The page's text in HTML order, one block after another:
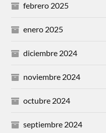
febrero 2025
enero 2025
diciembre 2024
noviembre 2024
octubre 2024
septiembre 2024